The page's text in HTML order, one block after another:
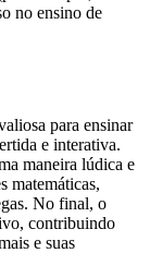
no ensino de
para ensinar
e interativa.
maneira lúdica e
matemáticas,
No final, o
contribuindo
e suas